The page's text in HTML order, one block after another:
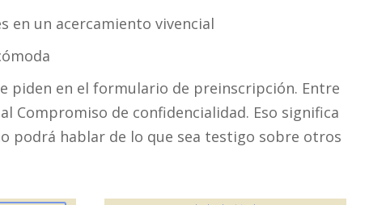
en un acercamiento vivencial
piden en el formulario de preinscripción. Entre
Compromiso de confidencialidad. Eso significa
podrá hablar de lo que sea testigo sobre otros